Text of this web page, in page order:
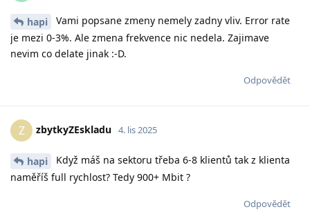
hapi
Vami popsane zmeny nemely zadny vliv. Error rate
je mezi 0-3%. Ale zmena frekvence nic nedela. Zajimave
nevim co delate jinak :-D.
Odpovědět
Z zbytkyZEskladu 4. lis 2025
hapi
Když máš na sektoru třeba 6-8 klientů tak z klienta
naměříš full rychlost? Tedy 900+ Mbit ?
Odpovědět